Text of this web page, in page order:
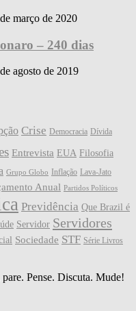
março de 2020
– 240 dias
agosto de 2019
Crise Democracia Dívida
Entrevista EUA Filosofia
Grupo Globo Inflação Lava-Jato
Anual Partidos Políticos
Previdência Que Brazil é
Servidor Servidores
Sociedade STF Série Livros
Pense. Discuta. Mude!